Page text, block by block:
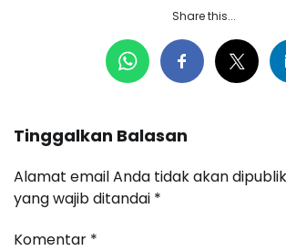
Share this...
Tinggalkan Balasan
Alamat email Anda tidak akan
yang wajib ditandai *
Komentar *